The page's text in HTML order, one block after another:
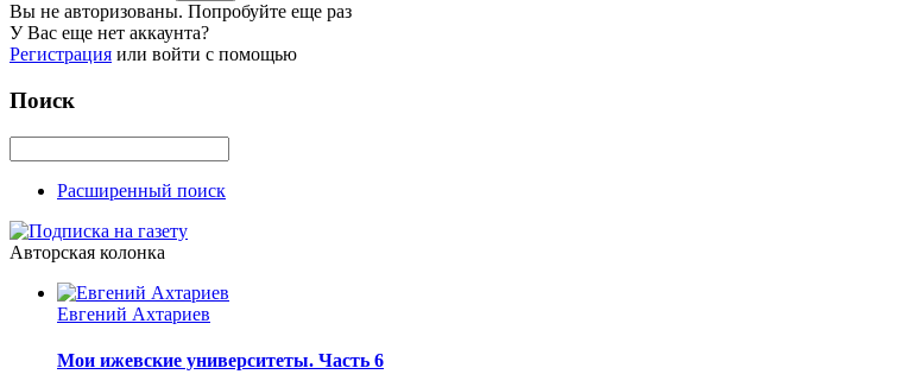
Вы не авторизованы. Попробуйте еще раз
У Вас еще нет аккаунта?
Регистрация или войти с помощью
Поиск
Расширенный поиск
Авторская колонка
Евгений Ахтариев
Мои ижевские университеты. Часть 6